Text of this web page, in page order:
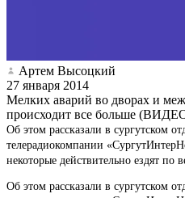
Артем Высоцкий
27 января 2014
Мелких аварий во дворах и
происходит все больше
Об этом рассказали в сургутском
телерадиокомпании
некоторые действительно ездят по
Об этом рассказали в сургутском